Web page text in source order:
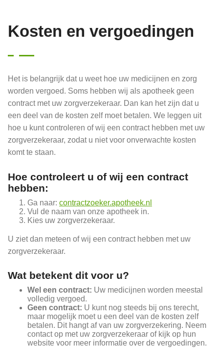
Kosten en vergoedingen
Het is belangrijk dat u weet hoe uw medicijnen en zorg
worden vergoed. Soms hebben wij als apotheek geen
contract met uw zorgverzekeraar. Dan kan het zijn dat u
een deel van de kosten zelf moet betalen. We leggen uit
hoe u kunt controleren of wij een contract hebben met uw
zorgverzekeraar, zodat u niet voor onverwachte kosten
komt te staan.
Hoe controleert u of wij een contract
hebben:
Ga naar: contractzoeker.apotheek.nl
Vul de naam van onze apotheek in.
Kies uw zorgverzekeraar.
U ziet dan meteen of wij een contract hebben met uw
zorgverzekeraar.
Wat betekent dit voor u?
Wel een contract: Uw medicijnen worden meestal
volledig vergoed.
Geen contract: U kunt nog steeds bij ons terecht,
maar mogelijk moet u een deel van de kosten zelf
betalen. Dit hangt af van uw zorgverzekering. Neem
contact op met uw zorgverzekeraar of kijk op hun
website voor meer informatie over de vergoedingen.